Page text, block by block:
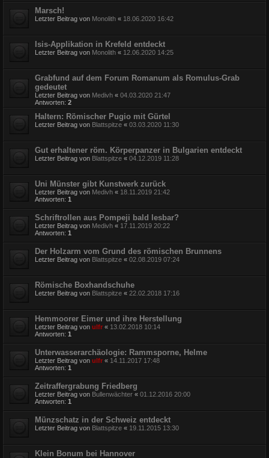
Marsch!
Letzter Beitrag von Monolith « 18.06.2020 16:42
Isis-Applikation in Krefeld entdeckt
Letzter Beitrag von Monolith « 12.06.2020 14:25
Grabfund auf dem Forum Romanum als Romulus-Grab
gedeutet
Letzter Beitrag von Medivh « 04.03.2020 21:47
Antworten: 2
Haltern: Römischer Pugio mit Gürtel
Letzter Beitrag von Blattspitze « 03.03.2020 11:30
Gut erhaltener röm. Körperpanzer in Bulgarien entdeckt
Letzter Beitrag von Blattspitze « 04.12.2019 11:28
Uni Münster gibt Kunstwerk zurück
Letzter Beitrag von Medivh « 18.11.2019 21:42
Antworten: 1
Schriftrollen aus Pompeji bald lesbar?
Letzter Beitrag von Medivh « 17.11.2019 20:22
Antworten: 1
Der Holzarm vom Grund des römischen Brunnens
Letzter Beitrag von Blattspitze « 02.08.2019 07:24
Römische Boxhandschuhe
Letzter Beitrag von Blattspitze « 22.02.2018 17:16
Hemmoorer Eimer und ihre Herstellung
Letzter Beitrag von ulfr « 13.02.2018 10:14
Antworten: 1
Unterwasserarchäologie: Rammsporne, Helme
Letzter Beitrag von ulfr « 14.11.2017 17:48
Antworten: 1
Zeitraffergrabung Friedberg
Letzter Beitrag von Bullenwächter « 01.12.2016 20:00
Antworten: 1
Münzschatz in der Schweiz entdeckt
Letzter Beitrag von Blattspitze « 19.11.2015 13:30
Klein Bonum bei Hannover